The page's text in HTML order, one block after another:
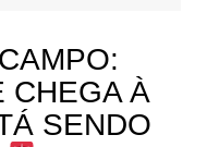
CHEGA À
SENDO